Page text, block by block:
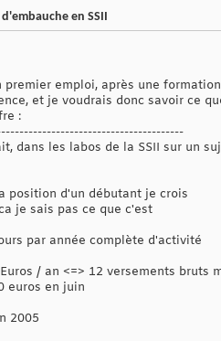
en SSII
premier emploi, après une
et je voudrais donc savoir ce
:
dans les labos de la SSII sur un
position d'un débutant je crois
je sais pas ce que c'est
par année complète d'activité
/ an <=> 12 versements bruts
euros en juin
2005